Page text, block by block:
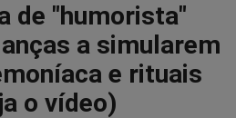
no
Messenger
no
TelegramGettr
de "humorista"
a simularem
e rituais
o vídeo)